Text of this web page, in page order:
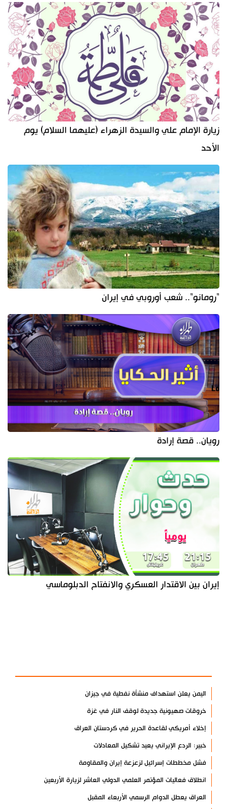
زيارة الإمام علي والسيدة الزهراء (عليهما السلام) يوم
الأحد
"رومانو".. شعب أوروبي في إيران
رويان.. قصة إرادة
إيران بين الاقتدار العسكري والانفتاح الدبلوماسي
اليمن يعلن استهداف منشأة نفطية في جيزان
خروقات صهيونية جديدة لوقف النار في غزة
إخلاء أمريكي لقاعدة الحرير في كردستان العراق
خبير: الردع الإيراني يعيد تشكيل المعادلات
فشل مخططات إسرائيل لزعزعة إيران والمقاومة
انطلاق فعاليات المؤتمر العلمي الدولي العاشر لزيارة الأربعين
العراق يعطل الدوام الرسمي الأربعاء المقبل